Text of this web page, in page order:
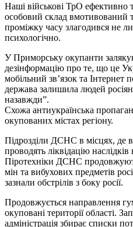
Наші військові ТрО ефективно
особовий склад вмотивований
проміжку часу злагодився не
психологічно.
У Приморську окупанти
дезінформацію про те, що це
мобільний зв’язок та Інтернет
держава залишила людей
назавжди”.
Схожа антиукраїнська
окупованих містах регіону.
Підрозділи ДСНС в місцях, де
проводять ліквідацію
Піротехніки ДСНС
мін та вибухових предметів
зазнали обстрілів з боку росії.
Продовжується направлення
окуповані території області.
адміністрація збирає списки